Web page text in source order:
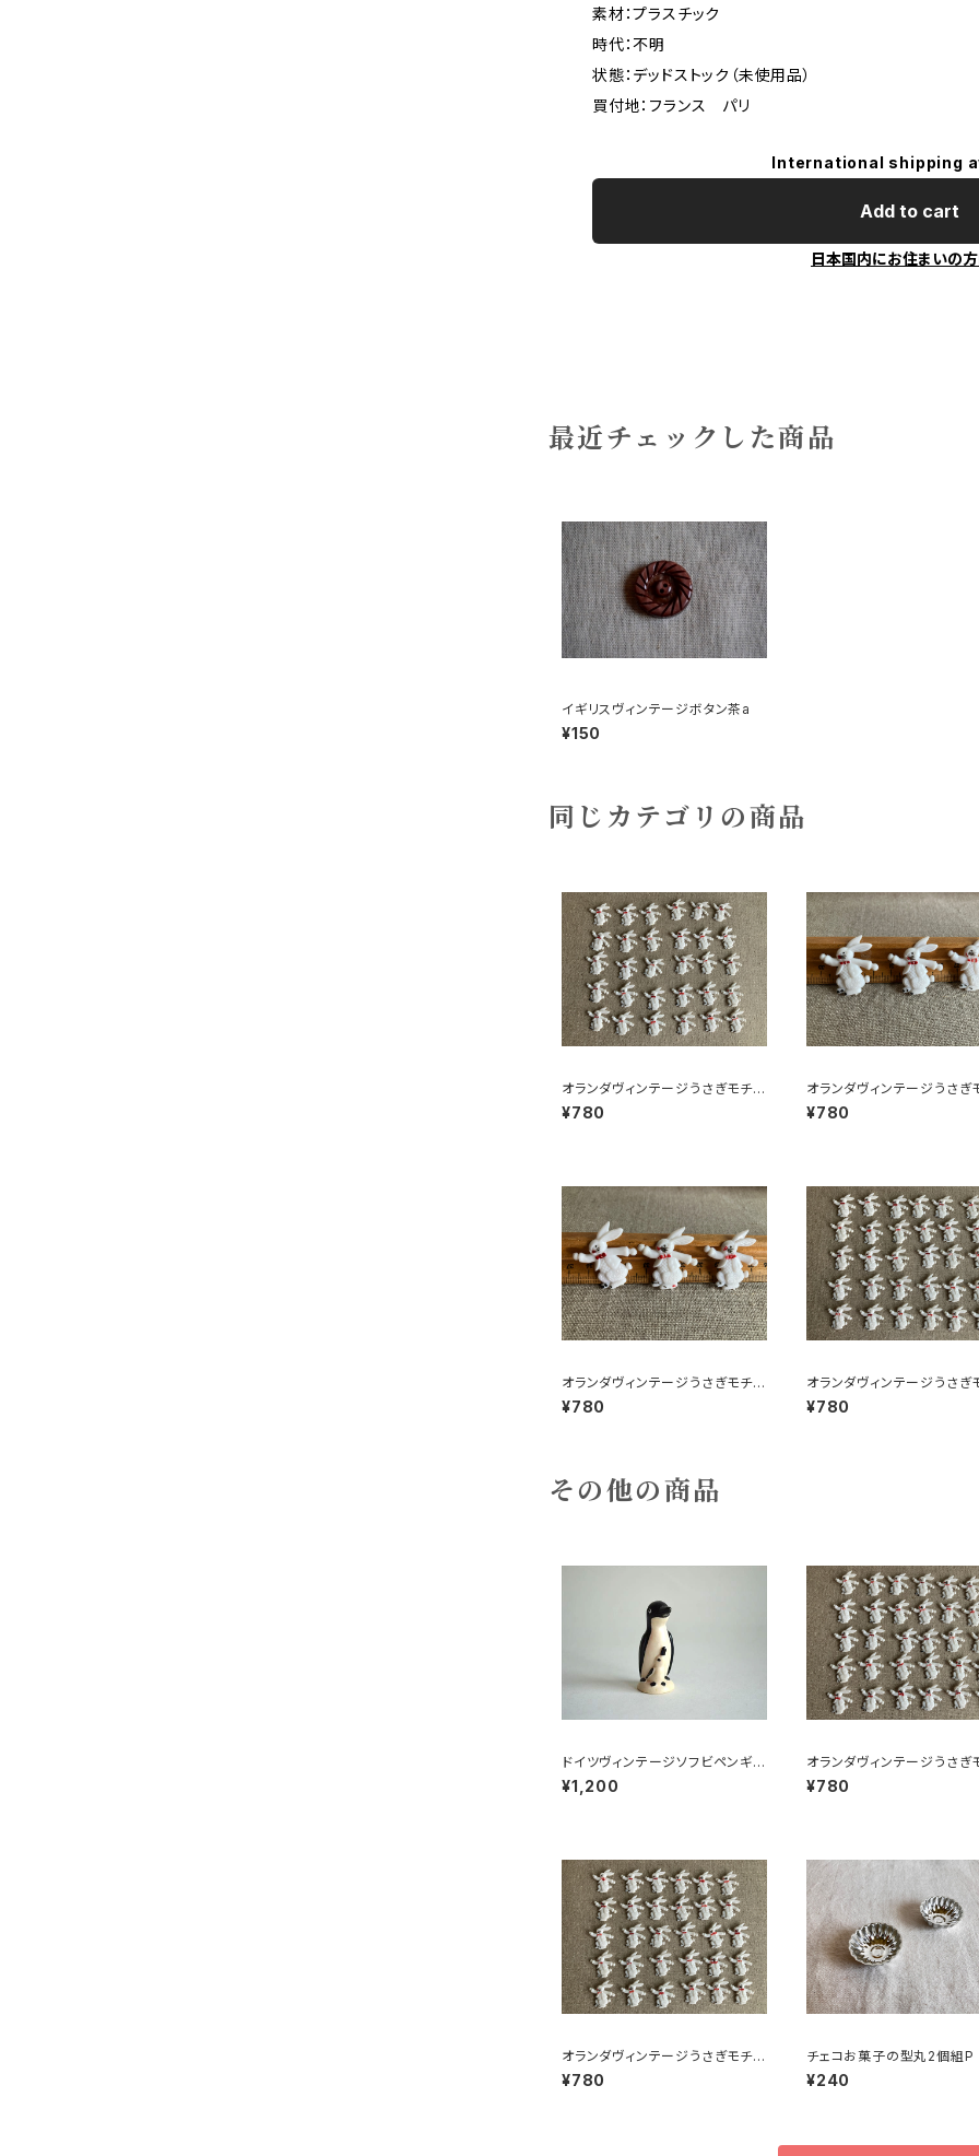
素材：プラスチック
時代：不明
状態：デッドストック（未使用品）
買付地：フランス パリ
International shipping
Add to cart
日本国内にお住まいの
最近チェックした商品
イギリスヴィンテージボタン茶a
¥150
同じカテゴリの商品
オランダヴィンテージうさぎモチー
フプラパーツ30個セットNo199
¥780
オランダヴィンテージうさぎ
フプラパーツ30個セット
¥780
オランダヴィンテージうさぎモチー
フプラパーツ30個セットa5
¥780
オランダヴィンテージうさぎ
フプラパーツ30個セットc9
¥780
その他の商品
ドイツヴィンテージソフビペンギン
の親子
¥1,200
オランダヴィンテージうさぎ
フプラパーツ30個セット
¥780
オランダヴィンテージうさぎモチー
フプラパーツ30個セットNo186
¥780
チェコお菓子の型丸2個組P
¥240